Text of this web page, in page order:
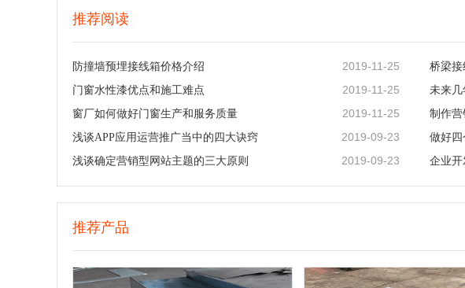
推荐阅读
防撞墙预埋接线箱价格介绍 2019-11-25 桥梁
门窗水性漆优点和施工难点 2019-11-25 未来几
窗厂如何做好门窗生产和服务质量 2019-11-25 制作
浅谈APP应用运营推广当中的四大诀窍 2019-09-23 做好四
浅谈确定营销型网站主题的三大原则 2019-09-23 企业开
推荐产品